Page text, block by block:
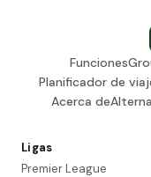
Funciones
Planificador de
Acerca de
Ligas
Premier League